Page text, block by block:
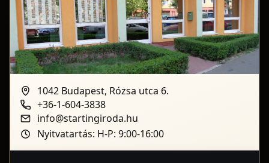
1042 Budapest, Rózsa utca 6.
+36-1-604-3838
info@startingiroda.hu
Nyitvatartás: H-P: 9:00-16:00